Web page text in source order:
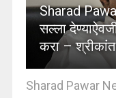
Sharad
सल्ला
करा – श्रीकांत
Sharad Pawar